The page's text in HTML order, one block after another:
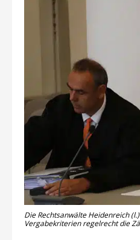
Die Rechtsanwälte Heidenreich
Vergabekriterien regelrecht die